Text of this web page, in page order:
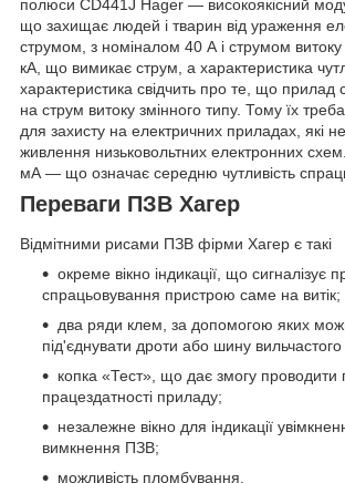
полюси CD441J Hager — високоякісний
що захищає людей і тварин від ураження
струмом, з номіналом 40 А і струмом
кА, що вимикає струм, а характеристика
характеристика свідчить про те, що прилад
на струм витоку змінного типу. Тому їх
для захисту на електричних приладах, які
живлення низьковольтних електронних
мА — що означає середню чутливість
Переваги ПЗВ Хагер
Відмітними рисами ПЗВ фірми Хагер є такі
окреме вікно індикації, що сигналізує
спрацьовування пристрою саме на витік;
два ряди клем, за допомогою яких
під'єднувати дроти або шину
копка «Тест», що дає змогу проводити
працездатності приладу;
незалежне вікно для індикації
вимкнення ПЗВ;
можливість пломбування.